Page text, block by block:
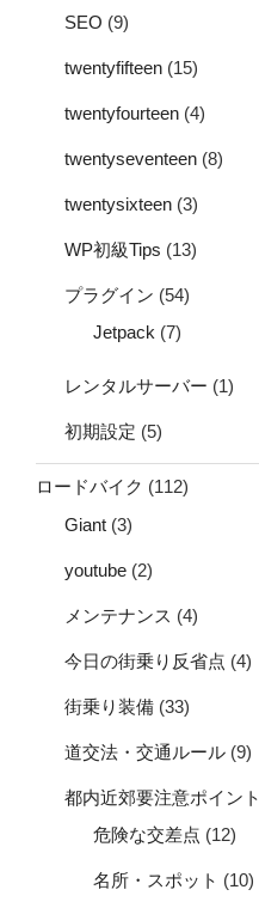
SEO (9)
twentyfifteen (15)
twentyfourteen (4)
twentyseventeen (8)
twentysixteen (3)
WP初級Tips (13)
プラグイン (54)
Jetpack (7)
レンタルサーバー (1)
初期設定 (5)
ロードバイク (112)
Giant (3)
youtube (2)
メンテナンス (4)
今日の街乗り反省点 (4)
街乗り装備 (33)
道交法・交通ルール (9)
都内近郊要注意ポイント
危険な交差点 (12)
名所・スポット (10)